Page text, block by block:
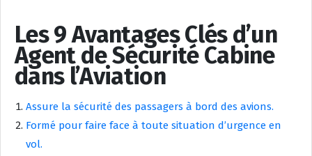
Les 9 Avantages Clés d’un
Agent de Sécurité Cabine
dans l’Aviation
Assure la sécurité des passagers à bord des avions.
Formé pour faire face à toute situation d’urgence en
vol.